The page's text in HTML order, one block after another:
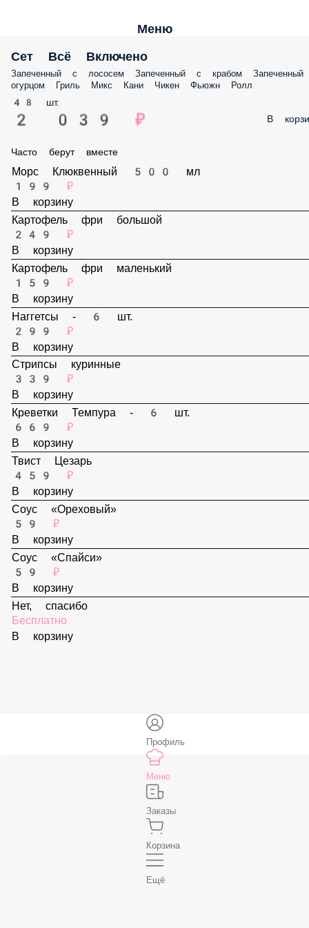
Меню
Сет Всё Включено
Запеченный с лососем Запеченный с крабом
огурцом Гриль Микс Кани Чикен Фьюжн Ролл
48 шт.
2 039 ₽ В
Часто берут вместе
Морс Клюквенный 500 мл
199 ₽
В корзину
Картофель фри большой
249 ₽
В корзину
Картофель фри маленький
159 ₽
В корзину
Наггетсы - 6 шт.
299 ₽
В корзину
Стрипсы куринные
339 ₽
В корзину
Креветки Темпура - 6 шт.
669 ₽
В корзину
Твист Цезарь
459 ₽
Соус «Ореховый»
В корзину
Профиль